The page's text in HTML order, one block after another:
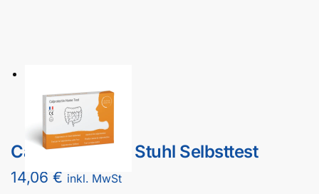
Calprotectin im Stuhl Selbsttest
14,06 € inkl. MwSt